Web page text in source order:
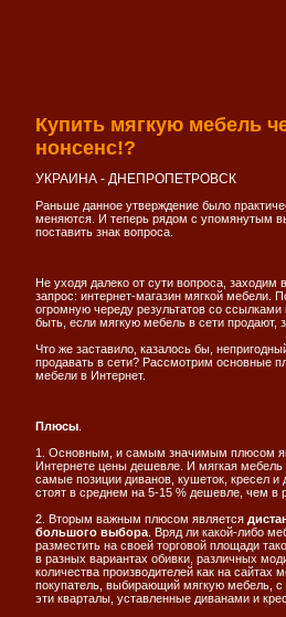
Купить мягкую мебель
нонсенс!?
УКРАИНА - ДНЕПРОПЕТРОВСК
Раньше данное утверждение было
меняются. И теперь рядом с упомянутым
поставить знак вопроса.
Не уходя далеко от сути вопроса, заходим
запрос: интернет-магазин мягкой мебели.
огромную череду результатов со
быть, если мягкую мебель в сети продают,
Что же заставило, казалось бы,
продавать в сети? Рассмотрим основные
мебели в Интернет.
Плюсы
1. Основным, и самым значимым плюсом
Интернете цены дешевле. И мягкая мебель
самые позиции диванов, кушеток, кресел и
стоят в среднем на 5-15 % дешевле, чем в
2. Вторым важным плюсом является
большого выбора . Вряд ли какой-либо
разместить на своей торговой площади
в разных вариантах обивки, различных
количества производителей как на сайтах
покупатель, выбирающий мягкую мебель,
эти кварталы, уставленные диванами и